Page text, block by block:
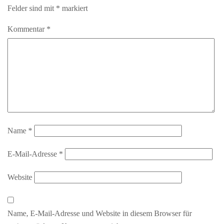
Felder sind mit * markiert
Kommentar *
Name *
E-Mail-Adresse *
Website
Name, E-Mail-Adresse und Website in diesem Browser für